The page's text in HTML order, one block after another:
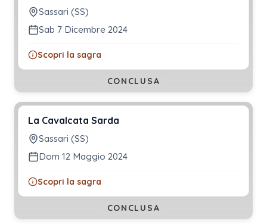
Sassari (SS)
Sab 7 Dicembre 2024
Scopri la sagra
CONCLUSA
La Cavalcata Sarda
Sassari (SS)
Dom 12 Maggio 2024
Scopri la sagra
CONCLUSA